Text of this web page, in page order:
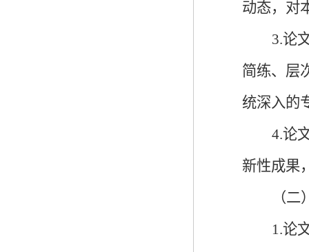
动态，对
3.论
简练、层
统深入的
4.论
新性成果
（
1.论